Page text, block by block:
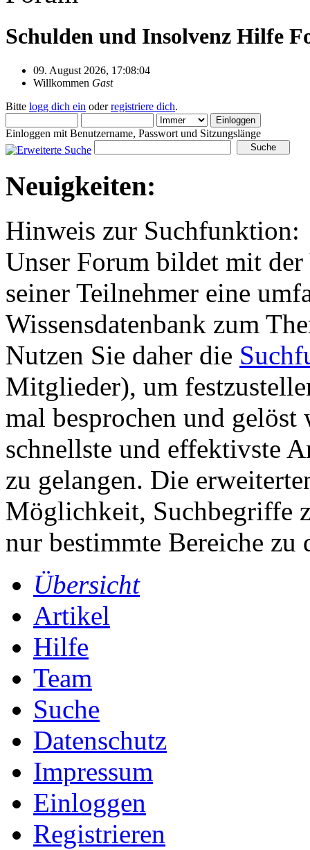
Schulden und Insolvenz Hilfe
09. August 2026, 17:08:04
Willkommen Gast
Bitte logg dich ein oderregistriere dich.
Einloggen mit Benutzername, Passwort und Sitzungslänge
Neuigkeiten:
Hinweis zur Suchfunktion:
Unser Forum bildet mit
seiner Teilnehmer eine
Wissensdatenbank zum
Nutzen Sie daher die
Mitglieder), um
mal besprochen und
schnellste und effektivste
zu gelangen. Die
Möglichkeit, Suchbegriffe
nur bestimmte Bereiche zu
Übersicht
Artikel
Hilfe
Team
Suche
Datenschutz
Impressum
Einloggen
Registrieren